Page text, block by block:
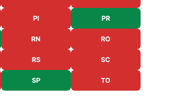
PI PR
RN RO
RS SC
SP TO